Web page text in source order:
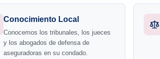
Conocimiento Local
Conocemos los tribunales, los jueces
y los abogados de defensa de
aseguradoras en su condado.